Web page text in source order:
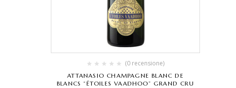
(0 recensione)
ATTANASIO CHAMPAGNE BLANC DE
BLANCS “ÉTOILES VAADHOO” GRAND CRU